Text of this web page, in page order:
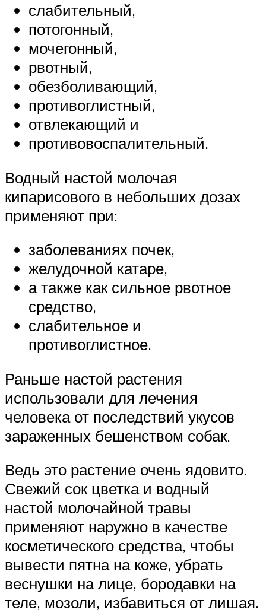
слабительный,
потогонный,
мочегонный,
рвотный,
обезболивающий,
противоглистный,
отвлекающий и
противовоспалительный.
Водный настой молочая
кипарисового в небольших дозах
применяют при:
заболеваниях почек,
желудочной катаре,
а также как сильное рвотное
средство,
слабительное и
противоглистное.
Раньше настой растения
использовали для лечения
человека от последствий укусов
зараженных бешенством собак.
Ведь это растение очень ядовито.
Свежий сок цветка и водный
настой молочайной травы
применяют наружно в качестве
косметического средства, чтобы
вывести пятна на коже, убрать
веснушки на лице, бородавки на
теле, мозоли, избавиться от лишая.